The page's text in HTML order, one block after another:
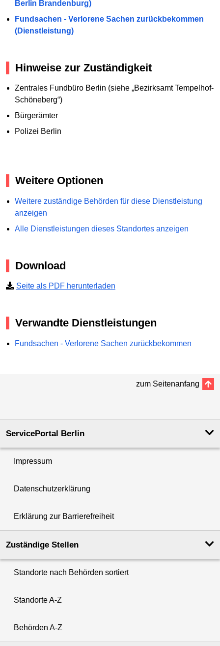
Berlin Brandenburg)
Fundsachen - Verlorene Sachen zurückbekommen
(Dienstleistung)
Hinweise zur Zuständigkeit
Zentrales Fundbüro Berlin (siehe „Bezirksamt Tempelhof-
Schöneberg“)
Bürgerämter
Polizei Berlin
Weitere Optionen
Weitere zuständige Behörden für diese Dienstleistung
anzeigen
Alle Dienstleistungen dieses Standortes anzeigen
Download
Seite als PDF herunterladen
Verwandte Dienstleistungen
Fundsachen - Verlorene Sachen zurückbekommen
zum Seitenanfang
ServicePortal Berlin
Impressum
Datenschutzerklärung
Erklärung zur Barrierefreiheit
Zuständige Stellen
Standorte nach Behörden sortiert
Standorte A-Z
Behörden A-Z